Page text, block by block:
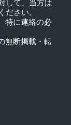
して、当方は
さい。
特に連絡の必
無断掲載・転